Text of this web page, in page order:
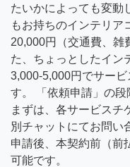
たいかによっても変動
もお持ちのインテリア
20,000円（交通費、雑
た、ちょっとしたイン
3,000-5,000円でサー
す。 「依頼申請」の段
まずは、各サービスチ
別チャットにてお問
申請後、本契約前（前
可能です。